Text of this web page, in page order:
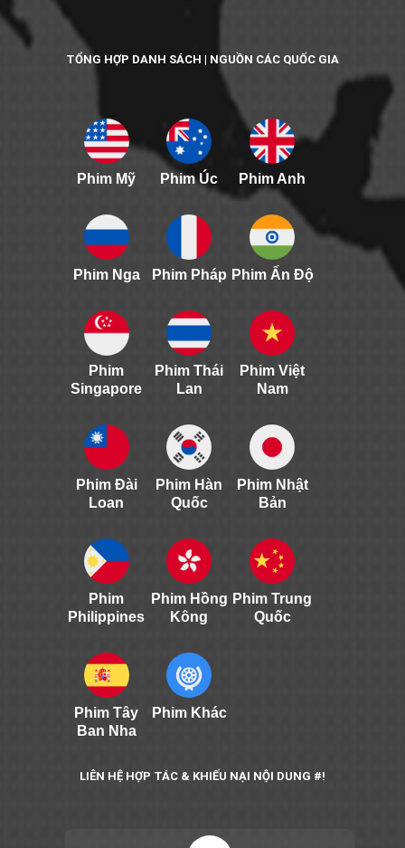
TỔNG HỢP DANH SÁCH | NGUỒN CÁC QUỐC GIA
Phim Mỹ Phim Úc Phim Anh
Phim Nga Phim Pháp Phim Ấn Độ
Phim
Singapore
Phim Thái
Lan
Phim Việt
Nam
Phim Đài
Loan
Phim Hàn
Quốc
Phim Nhật
Bản
Phim
Philippines
Phim Hồng
Kông
Phim Trung
Quốc
Phim Tây
Ban Nha
Phim Khác
LIÊN HỆ HỢP TÁC & KHIẾU NẠI NỘI DUNG #!